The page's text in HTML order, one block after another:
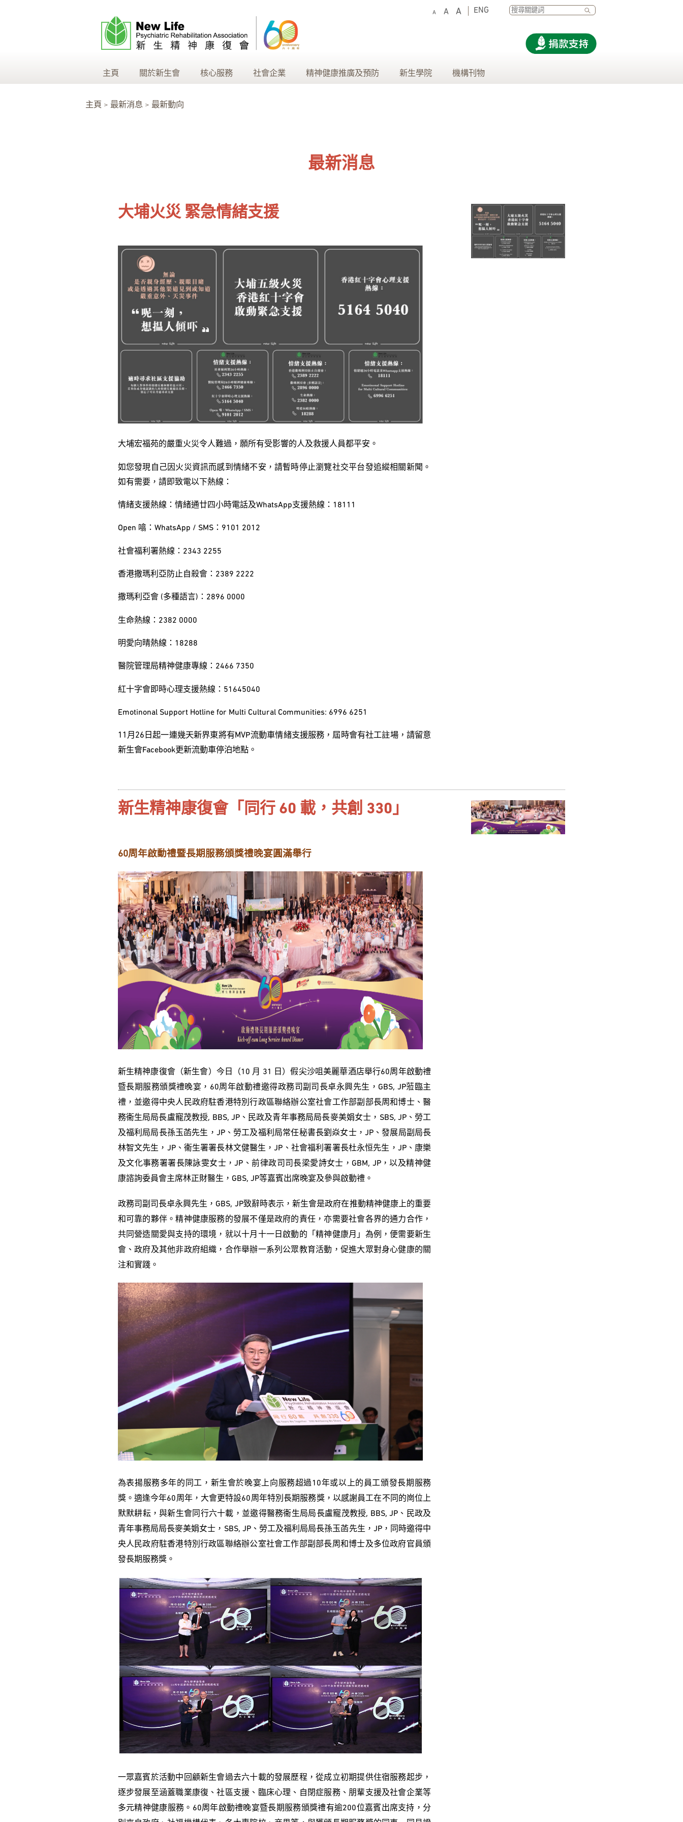
A A A ENG
主頁 關於新生會 核心服務 社會企業 精神健康推廣及預防 新生學院 機構刊物
主頁 > 最新消息 > 最新動向
最新消息
大埔火災 緊急情緒支援
大埔宏福苑的嚴重火災令人難過，願所有受影響的人及救援人員都平安。
如您發現自己因火災資訊而感到情緒不安，請暫時停止瀏覽社交平台發追縱相關新聞。
如有需要，請即致電以下熱線：
情緒支援熱線：情緒通廿四小時電話及WhatsApp支援熱線：18111
Open 噏：WhatsApp / SMS：9101 2012
社會福利署熱線：2343 2255
香港撒瑪利亞防止自殺會：2389 2222
撒瑪利亞會 (多種語言)：2896 0000
生命熱線：2382 0000
明愛向晴熱線：18288
醫院管理局精神健康專線：2466 7350
紅十字會即時心理支援熱線：51645040
Emotinonal Support Hotline for Multi Cultural Communities: 6996 6251
11月26日起一連幾天新界東將有MVP流動車情緒支援服務，屆時會有社工註場，請留意
新生會Facebook更新流動車停泊地點。
新生精神康復會「同行 60 載，共創 330」
60周年啟動禮暨長期服務頒獎禮晚宴圓滿舉行
新生精神康復會（新生會）今日（10 月 31 日）假尖沙咀美麗華酒店舉行60周年啟動禮
暨長期服務頒獎禮晚宴，60周年啟動禮邀得政務司副司長卓永興先生，GBS, JP蒞臨主
禮，並邀得中央人民政府駐香港特別行政區聯絡辦公室社會工作部副部長周和博士、醫
務衞生局局長盧寵茂教授, BBS, JP、民政及青年事務局局長麥美娟女士，SBS, JP、勞工
及福利局局長孫玉菡先生，JP、勞工及福利局常任秘書長劉焱女士，JP、發展局副局長
林智文先生，JP、衞生署署長林文健醫生，JP、社會福利署署長杜永恒先生，JP、康樂
及文化事務署署長陳詠雯女士，JP、前律政司司長梁愛詩女士，GBM, JP，以及精神健
康諮詢委員會主席林正財醫生，GBS, JP等嘉賓出席晚宴及參與啟動禮。
政務司副司長卓永興先生，GBS, JP致辭時表示，新生會是政府在推動精神健康上的重要
和可靠的夥伴。精神健康服務的發展不僅是政府的責任，亦需要社會各界的通力合作，
共同營造關愛與支持的環境，就以十月十一日啟動的「精神健康月」為例，便需要新生
會、政府及其他非政府組織，合作舉辦一系列公眾教育活動，促進大眾對身心健康的關
注和實踐。
為表揚服務多年的同工，新生會於晚宴上向服務超過10年或以上的員工頒發長期服務
獎。適逢今年60周年，大會更特設60周年特別長期服務獎，以感謝員工在不同的崗位上
默默耕耘，與新生會同行六十載，並邀得醫務衞生局局長盧寵茂教授, BBS, JP、民政及
青年事務局局長麥美娟女士，SBS, JP、勞工及福利局局長孫玉菡先生，JP，同時邀得中
央人民政府駐香港特別行政區聯絡辦公室社會工作部副部長周和博士及多位政府官員頒
發長期服務獎。
一眾嘉賓於活動中回顧新生會過去六十載的發展歷程，從成立初期提供住宿服務起步，
逐步發展至涵蓋職業康復、社區支援、臨床心理、自閉症服務、朋輩支援及社會企業等
多元精神健康服務。60周年啟動禮晚宴暨長期服務頒獎禮有逾200位嘉賓出席支持，分